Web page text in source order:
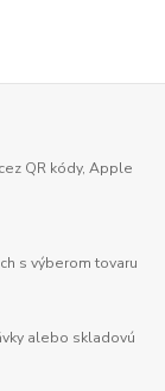
QR kódy, Apple
s výberom tovaru
alebo skladovú